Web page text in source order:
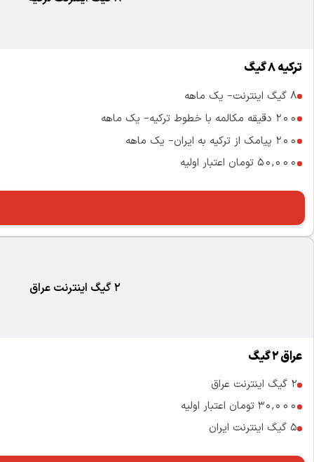
ترکیه 8 گیگ
8 گیگ اینترنت– یک ماهه
200 دقیقه مکالمه با خطوط ترکیه– یک ماهه
200 پیامک از ترکیه به ایران– یک ماهه
50,000 تومان اعتبار اولیه
2 گیگ اینترنت عراق
عراق 2گیگ
2 گیگ اینترنت عراق
30,000 تومان اعتبار اولیه
5 گیگ اینترنت ایران